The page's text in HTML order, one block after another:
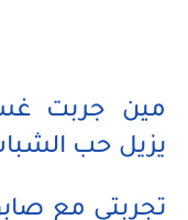
مين جربت
يزيل حب
تجربتي مع